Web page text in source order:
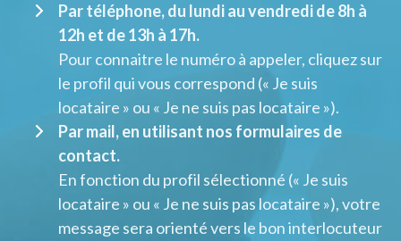
Par téléphone, du lundi au vendredi de 8h à
12h et de 13h à 17h.
Pour connaitre le numéro à appeler, cliquez sur
le profil qui vous correspond (« Je suis
locataire » ou « Je ne suis pas locataire »).
Par mail, en utilisant nos formulaires de
contact.
En fonction du profil sélectionné (« Je suis
locataire » ou « Je ne suis pas locataire »), votre
message sera orienté vers le bon interlocuteur